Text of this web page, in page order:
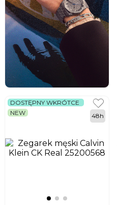
DOSTĘPNY WKRÓTCE
NEW
48h